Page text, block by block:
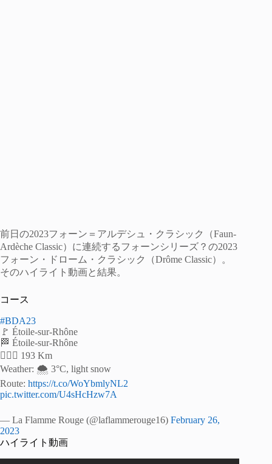
前日の2023フォーン＝アルデシュ・クラシック（Faun-
Ardèche Classic）に連続するフォーンシリーズ？の2023
フォーン・ドローム・クラシック（Drôme Classic）。
そのハイライト動画と結果。
コース
#BDA23
🚩 Étoile-sur-Rhône
🏁 Étoile-sur-Rhône
🚴🏻‍♂️ 193 Km
Weather: 🌨 3°C, light snow
Route: https://t.co/WoYbmlyNL2
pic.twitter.com/U4sHcHzw7A
— La Flamme Rouge (@laflammerouge16) February 26,
2023
ハイライト動画